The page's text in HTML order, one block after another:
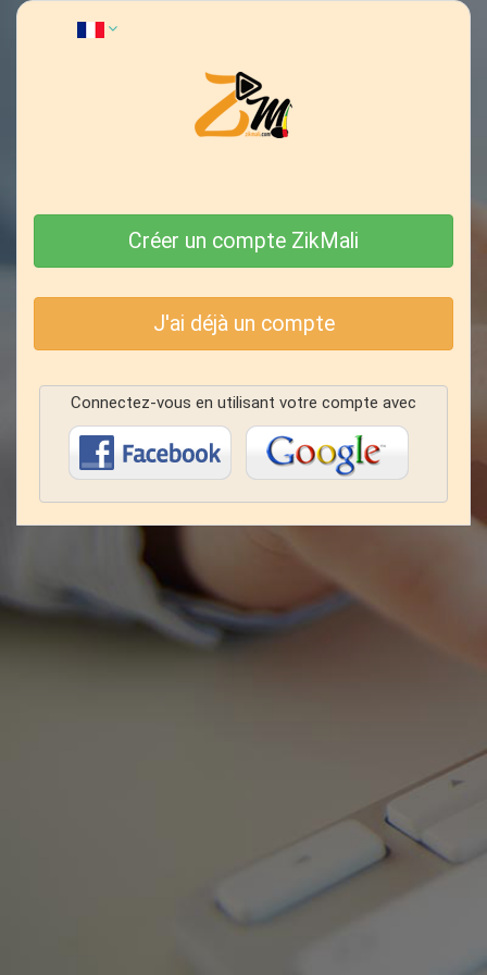
Créer un compte ZikMali
J'ai déjà un compte
Connectez-vous en utilisant votre compte avec